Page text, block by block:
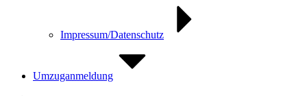
Impressum/Datenschutz
Umzuganmeldung